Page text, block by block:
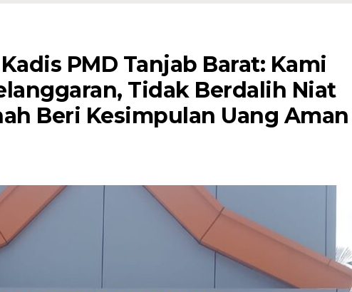
PMD Tanjab Barat: Kami
Tidak Berdalih Niat
Beri Kesimpulan Uang Aman